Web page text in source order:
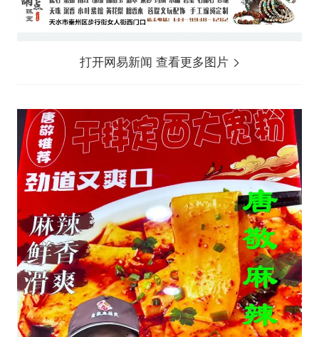
打开网易新闻 查看更多图片